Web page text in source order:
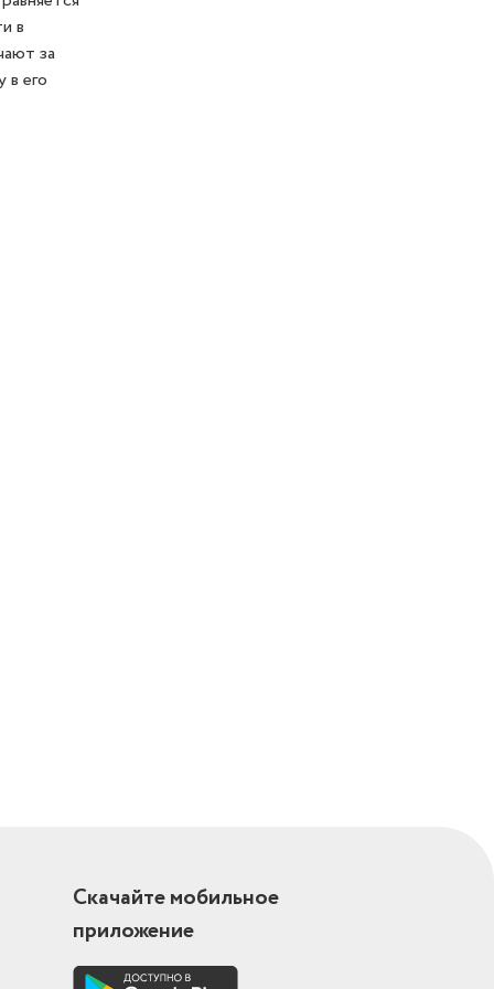
в
за
в его
Скачайте мобильное
приложение